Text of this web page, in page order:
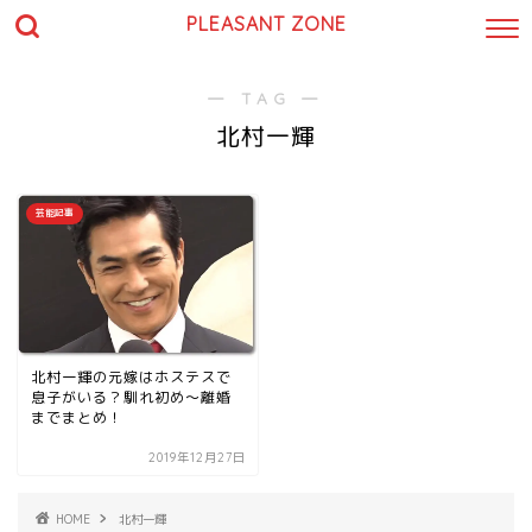
PLEASANT ZONE
― TAG ―
北村一輝
芸能記事
北村一輝の元嫁はホステスで
息子がいる？馴れ初め～離婚
までまとめ！
2019年12月27日
HOME 北村一輝